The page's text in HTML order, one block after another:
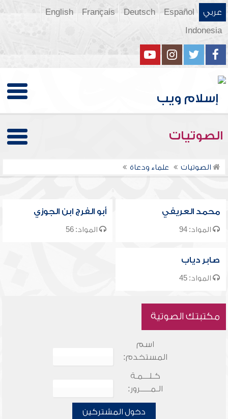
عربي Español
Deutsch
Français
English
Indonesia
الصوتيات
الصوتيات علماء ودعاة
محمد العريفي
المواد: 94
أبو الفرج ابن الجوزي
المواد: 56
صابر دياب
المواد: 45
مكتبتك الصوتية
اسم
المستخدم:
كـلـــمـة
الـمـــــرور:
دخول المشتركين